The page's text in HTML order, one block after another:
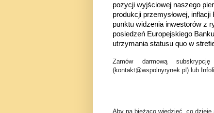
pozycji wyjściowej naszego
produkcji przemysłowej,
punktu widzenia inwestorów z
posiedzeń Europejskiego
utrzymania statusu quo w
Zamów darmową
(kontakt@wspolnyrynek.pl) lub
Aby na bieżąco wiedzieć, co